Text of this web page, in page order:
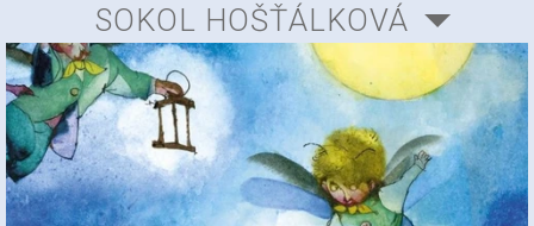
SOKOL HOŠŤÁLKOVÁ